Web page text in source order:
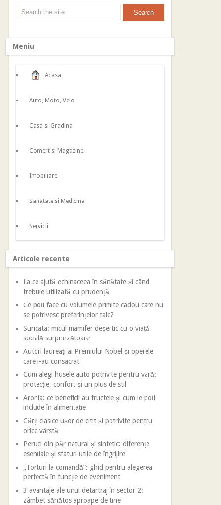
Meniu
Acasa
Auto, Moto, Velo
Casa si Gradina
Comert si Magazine
Imobiliare
Sanatate si Medicina
Servicii
Articole recente
La ce ajută echinaceea în sănătate și când
trebuie utilizată cu prudență
Ce poți face cu volumele primite cadou care nu
se potrivesc preferințelor tale?
Suricata: micul mamifer deșertic cu o viață
socială surprinzătoare
Autori laureați ai Premiului Nobel și operele
care i-au consacrat
Cum alegi husele auto potrivite pentru vară:
protecție, confort și un plus de stil
Aronia: ce beneficii au fructele și cum le poți
include în alimentație
Cărți clasice ușor de citit și potrivite pentru
orice vârstă
Peruci din păr natural și sintetic: diferențe
esențiale și sfaturi utile de îngrijire
„Torturi la comandă”: ghid pentru alegerea
perfectă în funcție de eveniment
3 avantaje ale unui detartraj în sector 2:
zâmbet sănătos aproape de tine